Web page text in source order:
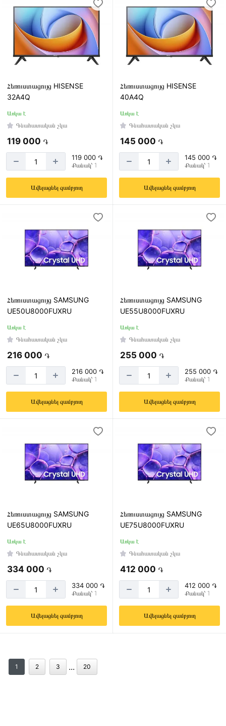
Հեռուստացույց HISENSE
32A4Q
Առկա է
Գնահատական չկա
119 000 ֏
119 000 ֏
Քանակ՝ 1
Ավելացնել զամբյուղ
Հեռուստացույց HISENSE
40A4Q
Առկա է
Գնահատական չկա
145 000 ֏
145 000 ֏
Քանակ՝ 1
Ավելացնել զամբյուղ
Հեռուստացույց SAMSUNG
UE50U8000FUXRU
Առկա է
Գնահատական չկա
216 000 ֏
216 000 ֏
Քանակ՝ 1
Ավելացնել զամբյուղ
Հեռուստացույց SAMSUNG
UE55U8000FUXRU
Առկա է
Գնահատական չկա
255 000 ֏
255 000 ֏
Քանակ՝ 1
Ավելացնել զամբյուղ
Հեռուստացույց SAMSUNG
UE65U8000FUXRU
Առկա է
Գնահատական չկա
334 000 ֏
334 000 ֏
Քանակ՝ 1
Ավելացնել զամբյուղ
Հեռուստացույց SAMSUNG
UE75U8000FUXRU
Առկա է
Գնահատական չկա
412 000 ֏
412 000 ֏
Քանակ՝ 1
Ավելացնել զամբյուղ
1 2 3 ... 20